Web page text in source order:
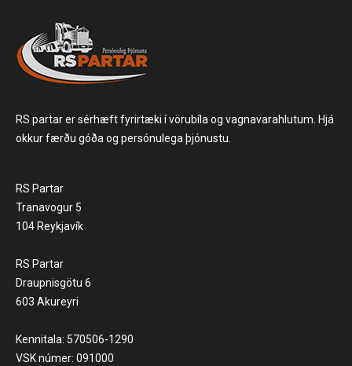
RS partar er sérhæft fyrirtæki í vörubíla og vagnavarahlutum. Hjá
okkur færðu góða og persónulega þjónustu.
RS Partar
Tranavogur 5
104 Reykjavík
RS Partar
Draupnisgötu 6
603 Akureyri
Kennitala: 570506-1290
VSK númer: 091000